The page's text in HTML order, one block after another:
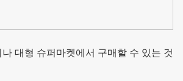
대형 슈퍼마켓에서 구매할 수 있는 것